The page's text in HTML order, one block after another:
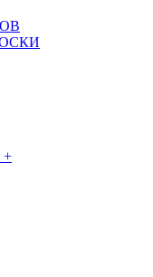
+